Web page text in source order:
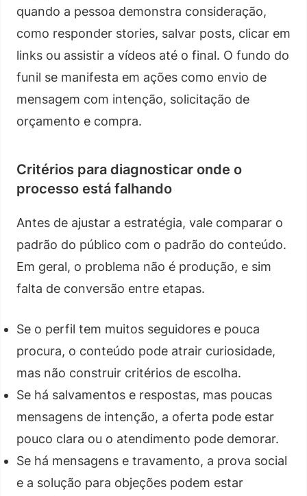
quando a pessoa demonstra consideração,
como responder stories, salvar posts, clicar em
links ou assistir a vídeos até o final. O fundo do
funil se manifesta em ações como envio de
mensagem com intenção, solicitação de
orçamento e compra.
Critérios para diagnosticar onde o
processo está falhando
Antes de ajustar a estratégia, vale comparar o
padrão do público com o padrão do conteúdo.
Em geral, o problema não é produção, e sim
falta de conversão entre etapas.
Se o perfil tem muitos seguidores e pouca
procura, o conteúdo pode atrair curiosidade,
mas não construir critérios de escolha.
Se há salvamentos e respostas, mas poucas
mensagens de intenção, a oferta pode estar
pouco clara ou o atendimento pode demorar.
Se há mensagens e travamento, a prova social
e a solução para objeções podem estar